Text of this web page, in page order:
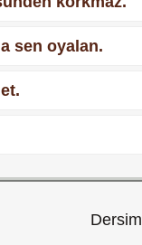
sen oyalan.